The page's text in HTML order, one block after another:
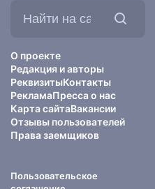
О проекте
Редакция и авторы
РеквизитыКонтакты
РекламаПресса о нас
Карта сайтаВакансии
Отзывы пользователей
Права заемщиков
Пользовательское